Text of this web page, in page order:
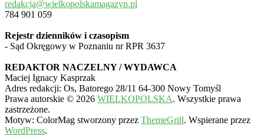
redakcja@wielkopolskamagazyn.pl
784 901 059
Rejestr dzienników i czasopism
- Sąd Okręgowy w Poznaniu nr RPR 3637
REDAKTOR NACZELNY / WYDAWCA
Maciej Ignacy Kasprzak
Adres redakcji: Os, Batorego 28/11 64-300 Nowy Tomyśl
Prawa autorskie © 2026 WIELKOPOLSKA. Wszystkie prawa
zastrzeżone.
Motyw: ColorMag stworzony przez ThemeGrill. Wspierane przez
WordPress.